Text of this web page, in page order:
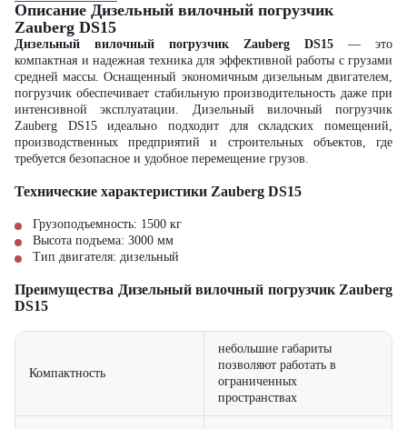
Описание Дизельный вилочный погрузчик
Zauberg DS15
Дизельный вилочный погрузчик Zauberg DS15 — это
компактная и надежная техника для эффективной работы с грузами
средней массы. Оснащенный экономичным дизельным двигателем,
погрузчик обеспечивает стабильную производительность даже при
интенсивной эксплуатации. Дизельный вилочный погрузчик
Zauberg DS15 идеально подходит для складских помещений,
производственных предприятий и строительных объектов, где
требуется безопасное и удобное перемещение грузов.
Технические характеристики Zauberg DS15
Грузоподъемность: 1500 кг
Высота подъема: 3000 мм
Тип двигателя: дизельный
Преимущества Дизельный вилочный погрузчик Zauberg
DS15
Компактность
небольшие габариты
позволяют работать в
ограниченных
пространствах